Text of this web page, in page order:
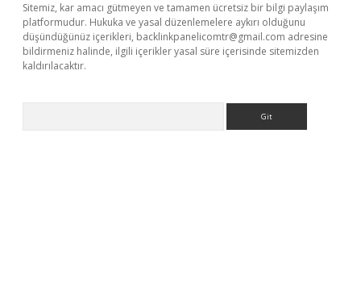
Sitemiz, kar amacı gütmeyen ve tamamen ücretsiz bir bilgi paylaşım
platformudur. Hukuka ve yasal düzenlemelere aykırı olduğunu
düşündüğünüz içerikleri, backlinkpanelicomtr@gmail.com adresine
bildirmeniz halinde, ilgili içerikler yasal süre içerisinde sitemizden
kaldırılacaktır.